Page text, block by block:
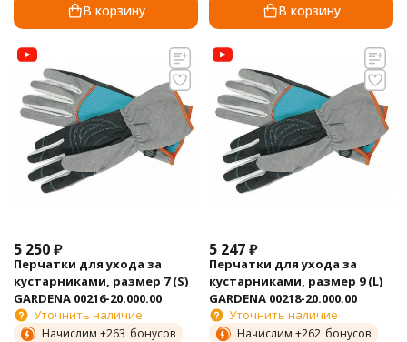
В корзину В корзину
5 250₽
Перчатки для ухода за
кустарниками, размер 7 (S)
GARDENA 00216-20.000.00
Уточнить наличие
Начислим +263 бонусов
5 247₽
Перчатки для ухода за
кустарниками, размер 9 (L)
GARDENA 00218-20.000.00
Уточнить наличие
Начислим +262 бонусов